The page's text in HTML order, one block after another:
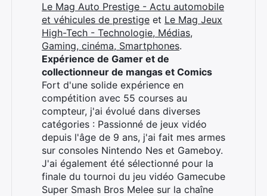
Le Mag Auto Prestige - Actu automobile
et véhicules de prestige et Le Mag Jeux
High-Tech - Technologie, Médias,
Gaming, cinéma, Smartphones.
Expérience de Gamer et de
collectionneur de mangas et Comics
Fort d'une solide expérience en
compétition avec 55 courses au
compteur, j'ai évolué dans diverses
catégories : Passionné de jeux vidéo
depuis l'âge de 9 ans, j'ai fait mes armes
sur consoles Nintendo Nes et Gameboy.
J'ai également été sélectionné pour la
finale du tournoi du jeu vidéo Gamecube
Super Smash Bros Melee sur la chaîne